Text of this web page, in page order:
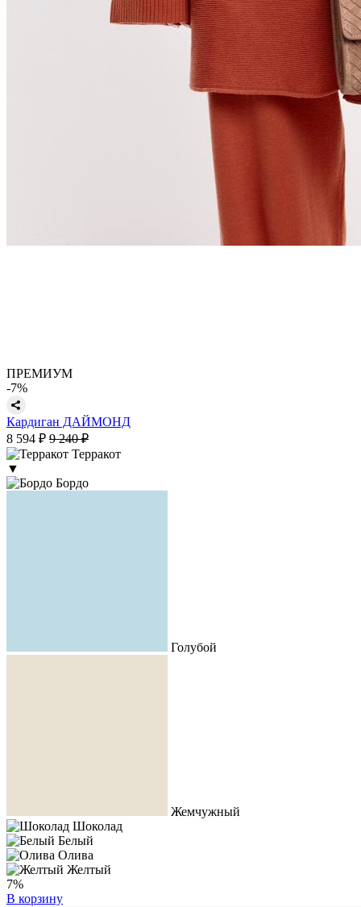
ПРЕМИУМ
-7%
Кардиган ДАЙМОНД
8 594 ₽ 9 240 ₽
Терракот
▼
Бордо
Голубой
Жемчужный
Шоколад
Белый
Олива
Желтый
7%
В корзину